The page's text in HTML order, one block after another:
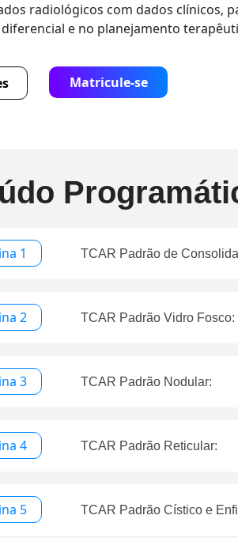
radiológicos com dados clínicos,
e no planejamento
Matricule-se
1 TCAR Padrão de
2 TCAR Padrão Vidro Fosco:
3 TCAR Padrão Nodular:
4 TCAR Padrão Reticular:
5 TCAR Padrão Cístico e